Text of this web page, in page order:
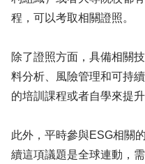
程，可以考取相關證照。
除了證照方面，具備相關
料分析、風險管理和可持
的培訓課程或者自學來提升
此外，平時參與ESG相關
續這項議題是全球連動，